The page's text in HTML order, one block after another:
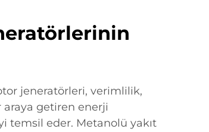
jeneratörleri, verimlilik,
getiren enerji
temsil eder. Metanolü yakıt